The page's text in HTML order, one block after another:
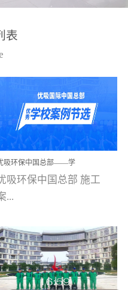
高技能的团队。汇聚了众
取得了多项产品技术专利
和多项国家版权局著作
权，获得高新技术企业称
号。生产优势自主生产自
给自足，优吸公司于2015
在广州番禺区成功建立产
品线生产基地，工厂拥有
自动化生产设备和成熟的
选择源头源材料、严控产
品质量，我们每一批的生
产产品都经过严格的质检
程序；生产车间为优吸总
表
吸环保中国总部——学
施工案例(节选)
吸环保中国总部 施工
...
(学校工装节选)广州南沙
学(珠江湾校区)项目地
：广州市南沙区海滨路